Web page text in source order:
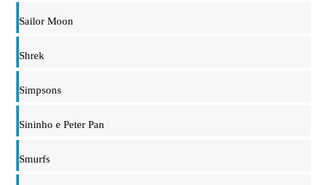
Sailor Moon
Shrek
Simpsons
Sininho e Peter Pan
Smurfs